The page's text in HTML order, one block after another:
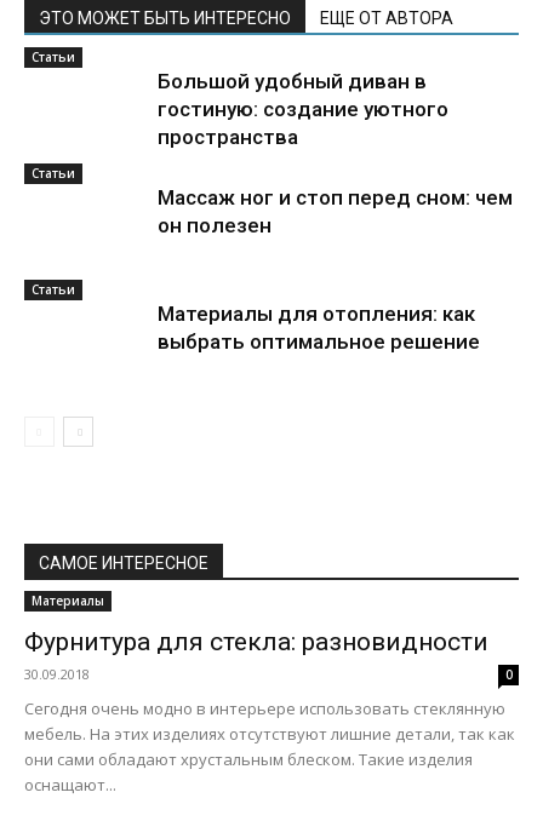
ЭТО МОЖЕТ БЫТЬ ИНТЕРЕСНО ЕЩЕ ОТ АВТОРА
Статьи
Большой удобный диван в
гостиную: создание уютного
пространства
Статьи
Массаж ног и стоп перед сном: чем
он полезен
Статьи
Материалы для отопления: как
выбрать оптимальное решение
САМОЕ ИНТЕРЕСНОЕ
Материалы
Фурнитура для стекла: разновидности
30.09.2018 0
Сегодня очень модно в интерьере использовать стеклянную
мебель. На этих изделиях отсутствуют лишние детали, так как
они сами обладают хрустальным блеском. Такие изделия
оснащают...